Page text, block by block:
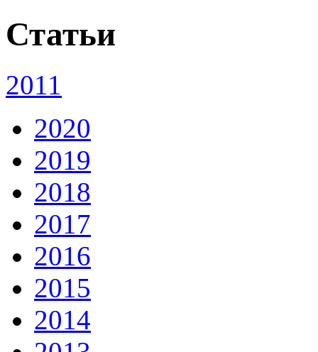
Статьи
2011
2020
2019
2018
2017
2016
2015
2014